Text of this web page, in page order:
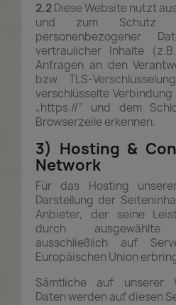
2.2Diese Website nutzt
und zum Schutz
personenbezogener
vertraulicher Inhalte
Anfragen an den
bzw. TLS-
verschlüsselte
„https://“ und dem
Browserzeile erkennen.
3) Hosting &
Network
Für das Hosting
Darstellung der
Anbieter, der seine
durch ausgewählte
ausschließlich auf
Europäischen Union
Sämtliche auf unserer
Daten werden auf diesen